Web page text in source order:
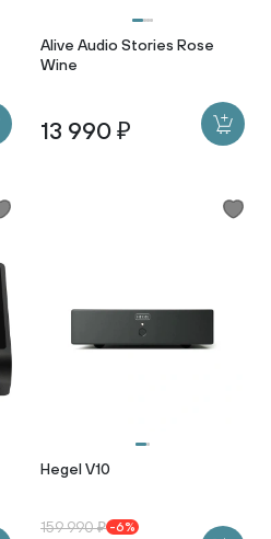
Alive Audio Stories Rose
Wine
13 990 ₽
Hegel V10
159 990 ₽ -6%